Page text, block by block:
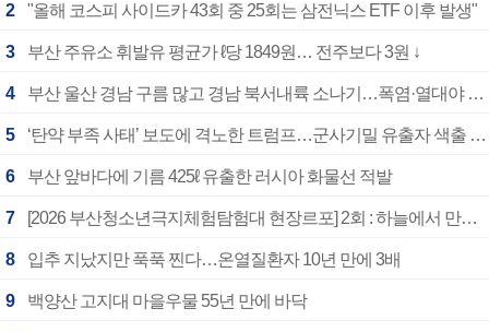
2 "올해 코스피 사이드카 43회 중 25회는 삼전닉스 ETF 이후 발생"
3 부산 주유소 휘발유 평균가 ℓ당 1849원… 전주보다 3원 ↓
4 부산 울산 경남 구름 많고 경남 북서내륙 소나기…폭염·열대야 계속
5 ‘탄약 부족 사태’ 보도에 격노한 트럼프…군사기밀 유출자 색출 지시
6 부산 앞바다에 기름 425ℓ 유출한 러시아 화물선 적발
7 [2026 부산청소년극지체험탐험대 현장르포] 2회 : 하늘에서 만난 얼음의 나라
8 입추 지났지만 푹푹 찐다…온열질환자 10년 만에 3배
9 백양산 고지대 마을우물 55년 만에 바닥